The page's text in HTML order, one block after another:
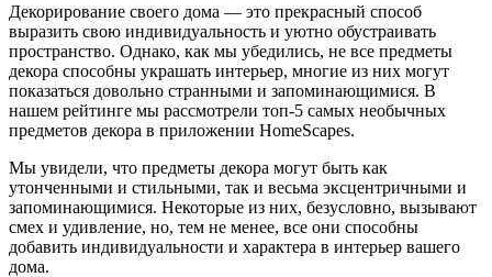
Декорирование своего дома — это прекрасный способ
выразить свою индивидуальность и уютно обустраивать
пространство. Однако, как мы убедились, не все предметы
декора способны украшать интерьер, многие из них могут
показаться довольно странными и запоминающимися. В
нашем рейтинге мы рассмотрели топ-5 самых необычных
предметов декора в приложении HomeScapes.
Мы увидели, что предметы декора могут быть как
утонченными и стильными, так и весьма эксцентричными и
запоминающимися. Некоторые из них, безусловно, вызывают
смех и удивление, но, тем не менее, все они способны
добавить индивидуальности и характера в интерьер вашего
дома.